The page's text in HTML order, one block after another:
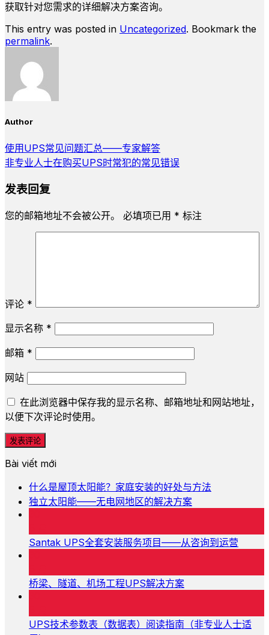
获取针对您需求的详细解决方案咨询。
This entry was posted in Uncategorized. Bookmark the
permalink.
Author
使用UPS常见问题汇总——专家解答
非专业人士在购买UPS时常犯的常见错误
发表回复
您的邮箱地址不会被公开。 必填项已用 * 标注
评论 *
显示名称 *
邮箱 *
网站
在此浏览器中保存我的显示名称、邮箱地址和网站地址，
以便下次评论时使用。
Bài viết mới
什么是屋顶太阳能？家庭安装的好处与方法
独立太阳能——无电网地区的解决方案
Santak UPS全套安装服务项目——从咨询到运营
桥梁、隧道、机场工程UPS解决方案
UPS技术参数表（数据表）阅读指南（非专业人士适